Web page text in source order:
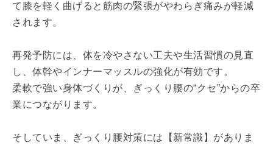
て膝を軽く曲げると筋肉の緊張がやわらぎ痛みが軽減
されます。
再発予防には、体を冷やさない工夫や生活習慣の見直
し、体幹やインナーマッスルの強化が有効です。
柔軟で強い身体づくりが、ぎっくり腰の“クセ”からの卒
業につながります。
そしていま、ぎっくり腰対策には【新常識】がありま